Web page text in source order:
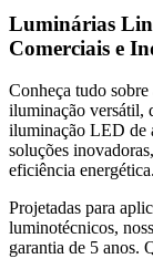
Luminárias
Comerciais e
Conheça tudo
iluminação versátil,
iluminação LED de
soluções
eficiência energética.
Projetadas para
luminotécnicos,
garantia de 5 anos.